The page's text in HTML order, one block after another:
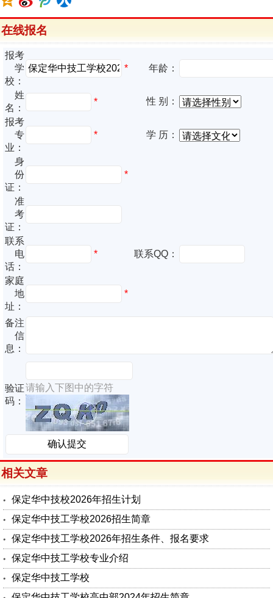
在线报名
报考
学
校：
* 年龄：
姓
名：
*
性 别：
报考
专
业：
* 学 历：
身
份
证：
*
准
考
证：
联系
电
话：
* 联系QQ：
家庭
地
址：
*
备注
信
息：
验证
码：
请输入下图中的字符
相关文章
保定华中技校2026年招生计划
保定华中技工学校2026招生简章
保定华中技工学校2026年招生条件、报名要求
保定华中技工学校专业介绍
保定华中技工学校